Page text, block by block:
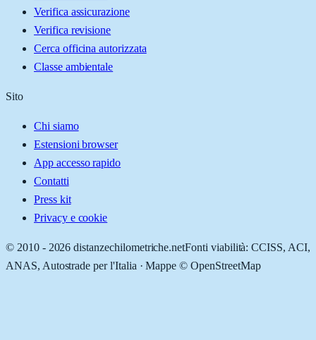
Verifica assicurazione
Verifica revisione
Cerca officina autorizzata
Classe ambientale
Sito
Chi siamo
Estensioni browser
App accesso rapido
Contatti
Press kit
Privacy e cookie
© 2010 - 2026 distanzechilometriche.netFonti viabilità: CCISS, ACI,
ANAS, Autostrade per l'Italia · Mappe © OpenStreetMap